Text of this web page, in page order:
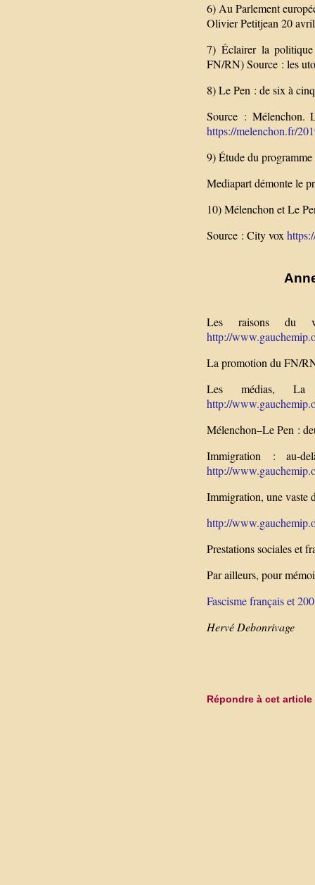
6) Au Parlement
Olivier Petitjean 20
7) Éclairer la
FN/RN) Source : les
8) Le Pen : de six à cinq
Source : Mélenchon.
https://melenchon.fr/
9) Étude du
Mediapart démonte le
10) Mélenchon et Le
Source : City vox
Les raisons du
http://
La promotion du FN/
Les médias, La
http://
Mélenchon–Le Pen :
Immigration : au-
http://
Immigration, une vaste
http://
Prestations sociales et
Par ailleurs, pour
Fascisme français et
Hervé Debonrivage
Répondre à cet article